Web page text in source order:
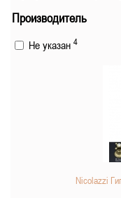
Производитель
Не указан 4
Nicolazzi